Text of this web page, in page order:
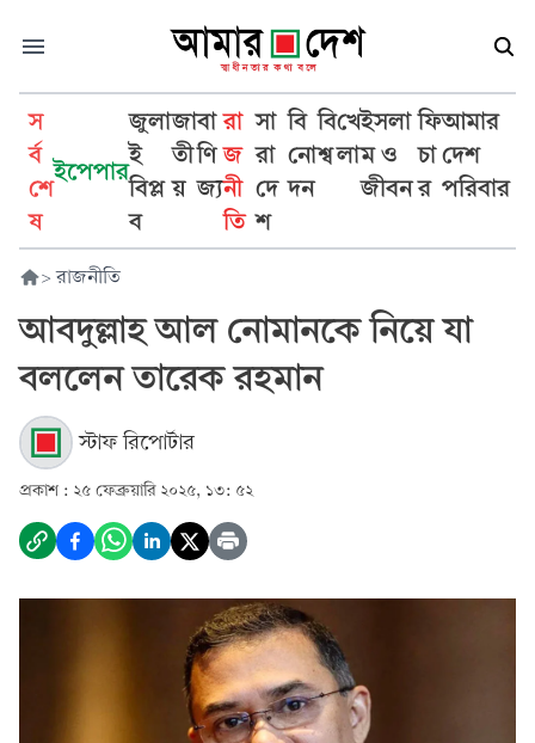
স
র্ব
শে
ষ
ইপেপার
জুলা
ই
বিপ্ল
ব
জা
তী
য়
বা
ণি
জ্য
রা
জ
নী
তি
সা
রা
দে
শ
বি
নো
দন
বি
শ্ব
খে
লা
ইসলা
ম ও
জীবন
ফি
চা
র
আমার
দেশ
পরিবার
> রাজনীতি
আবদুল্লাহ আল নোমানকে নিয়ে যা
বললেন তারেক রহমান
স্টাফ রিপোর্টার
প্রকাশ : ২৫ ফেব্রুয়ারি ২০২৫, ১৩: ৫২